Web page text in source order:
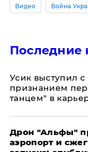
Видео Война
Последние
Усик выступил
признанием
танцем" в
Дрон "Альфы"
аэропорт и